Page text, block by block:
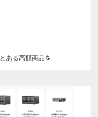
ある高額商品を...